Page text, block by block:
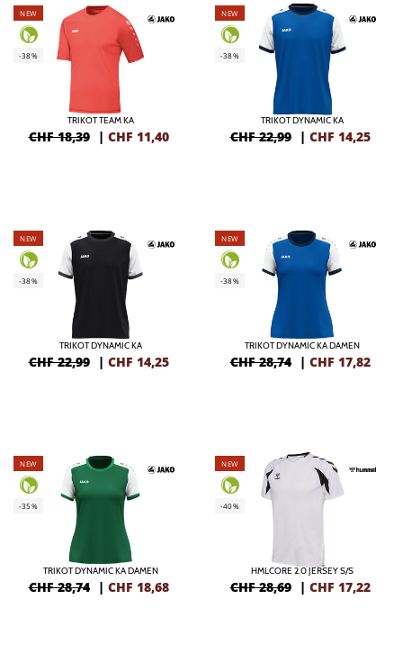
NEW
-38%
TRIKOT TEAM KA
CHF 18,39 | CHF 11,40
NEW
-38%
TRIKOT DYNAMIC KA
CHF 22,99 | CHF 14,25
NEW
-38%
TRIKOT DYNAMIC KA
CHF 22,99 | CHF 14,25
NEW
-38%
TRIKOT DYNAMIC KA DAMEN
CHF 28,74 | CHF 17,82
NEW
-35%
TRIKOT DYNAMIC KA DAMEN
CHF 28,74 | CHF 18,68
NEW
-40%
HMLCORE 2.0 JERSEY S/S
CHF 28,69 | CHF 17,22